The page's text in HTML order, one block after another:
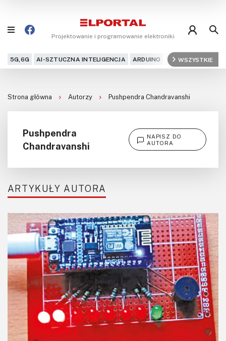
Projektowanie i programowanie elektroniki
5G,6G AI-SZTUCZNA INTELIGENCJA ARDUINO ARM AUDIO
WSZYSTKIE
Kursy
KITy AVT
Kontakt
Newsletter
Magazyny
Archiwum
Strona główna Autorzy Pushpendra Chandravanshi
Pushpendra
Chandravanshi
NAPISZ DO
AUTORA
ARTYKUŁY AUTORA